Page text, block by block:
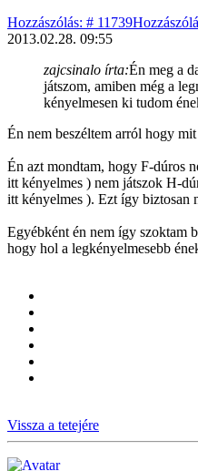
Hozzászólás: # 11739
2013.02.28. 09:55
zajcsinalo írta:Én meg a
játszom, amiben még a
kényelmesen ki tudom
Én nem beszéltem arról hogy
Én azt mondtam, hogy F-dúros
itt kényelmes ) nem játszok H-
itt kényelmes ). Ezt így biztosan
Egyébként én nem így szoktam
hogy hol a legkényelmesebb
Vissza a tetejére